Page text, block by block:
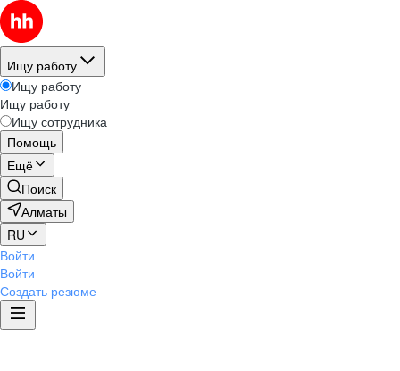
Ищу работу
Ищу работу
Ищу работу
Ищу сотрудника
Помощь
Ещё
Поиск
Алматы
RU
Войти
Войти
Создать резюме